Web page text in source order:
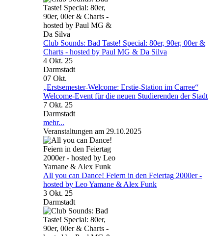
Club Sounds: Bad Taste! Special: 80er, 90er, 00er &
Charts - hosted by Paul MG & Da Silva
4 Okt. 25
Darmstadt
07 Okt.
„Erstsemester-Welcome: Erstie-Station im Carree“
Welcome-Event für die neuen Studierenden der Stadt
7 Okt. 25
Darmstadt
mehr...
Veranstaltungen am 29.10.2025
All you can Dance! Feiern in den Feiertag 2000er -
hosted by Leo Yamane & Alex Funk
3 Okt. 25
Darmstadt